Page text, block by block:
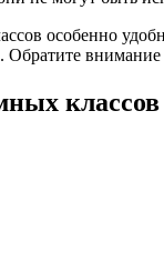
особенно
Обратите
классов